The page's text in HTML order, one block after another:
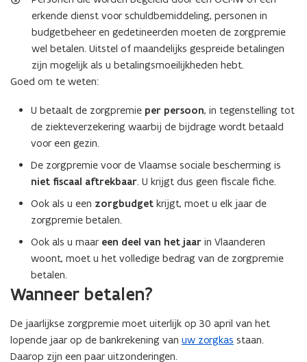
erkende dienst voor schuldbemiddeling, personen in
budgetbeheer en gedetineerden moeten de zorgpremie
wel betalen. Uitstel of maandelijks gespreide betalingen
zijn mogelijk als u betalingsmoeilijkheden hebt.
Goed om te weten:
U betaalt de zorgpremie per persoon, in tegenstelling tot
de ziekteverzekering waarbij de bijdrage wordt betaald
voor een gezin.
De zorgpremie voor de Vlaamse sociale bescherming is
niet fiscaal aftrekbaar. U krijgt dus geen fiscale fiche.
Ook als u een zorgbudget krijgt, moet u elk jaar de
zorgpremie betalen.
Ook als u maar een deel van het jaar in Vlaanderen
woont, moet u het volledige bedrag van de zorgpremie
betalen.
Wanneer betalen?
De jaarlijkse zorgpremie moet uiterlijk op 30 april van het
lopende jaar op de bankrekening van uw zorgkas staan.
Daarop zijn een paar uitzonderingen.